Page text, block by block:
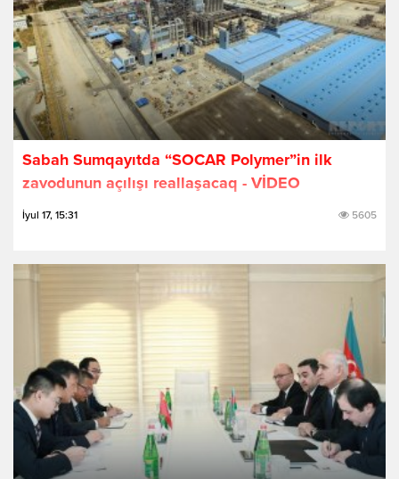
Sabah Sumqayıtda “SOCAR Polymer”in ilk
zavodunun açılışı reallaşacaq - VİDEO
İyul 17, 15:31 5605